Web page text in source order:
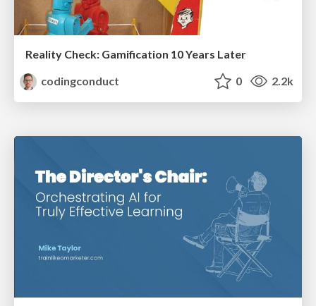
Reality Check: Gamification 10 Years Later
codingconduct
0 2.2k